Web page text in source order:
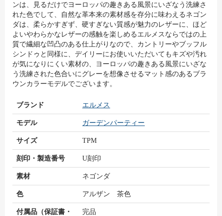
ンは、見るだけでヨーロッパの趣きある風景にいざなう洗練さ
れた色でして、自然な革本来の素材感を存分に味わえるネゴン
ダは、柔らかすぎず、硬すぎない質感が魅力のレザーに、ほど
よいやわらかなレザーの感触を楽しめるエルメスならではの上
質で繊細な凹凸のある仕上がりなので、カントリーやブッフル
シンドゥと同様に、デイリーにお使いいただいてもキズや汚れ
が気になりにくい素材の、ヨーロッパの趣きある風景にいざな
う洗練された色合いにグレーを想像させるマット感のあるブラ
ウンカラーモデルでございます。
ブランド エルメス
モデル ガーデンパーティー
サイズ TPM
刻印・製造番号 U刻印
素材 ネゴンダ
色 アルザン 茶色
付属品（保証書・
完品